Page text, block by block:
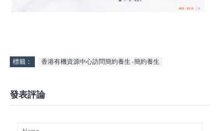
標籤： 香港有機資源中心訪問簡約養生 -簡約養生
發表評論